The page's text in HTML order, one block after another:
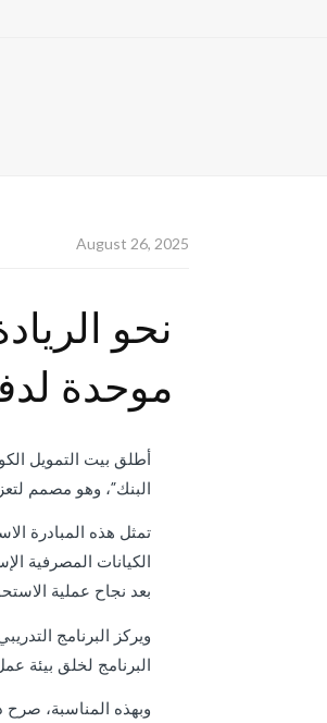
August 26, 2025
نحو
موحدة
أطلق بيت التمويل
البنك”، وهو مصمم
تمثل هذه المبادرة
الكيانات المصرفية
بعد نجاح عملية
ويركز البرنامج
البرنامج لخلق بيئة
وبهذه المناسبة، صرح